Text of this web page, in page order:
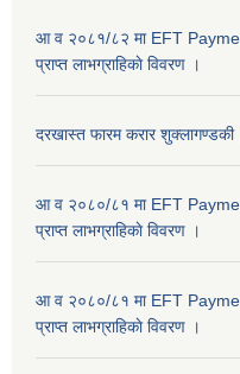
आ व २०८१/८२ मा EFT Payment
प्राप्त लाभग्राहिकाे विवरण ।
दरखास्त फारम करार शुक्लागण्डकी
आ व २०८०/८१ मा EFT Payment
प्राप्त लाभग्राहिकाे विवरण ।
आ व २०८०/८१ मा EFT Payment
प्राप्त लाभग्राहिकाे विवरण ।